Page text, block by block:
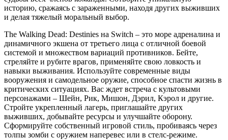
историю, сражаясь с зараженными, находя других выживших
и делая тяжелый моральный выбор.
The Walking Dead: Destinies на Switch – это море адреналина и
динамичного экшена от третьего лица с отличной боевой
системой и множеством вариаций противников. Бейте,
стреляйте и рубите врагов, применяйте свою ловкость и
навыки выживания. Используйте современные виды
вооружения и самодельное оружие, способное спасти жизнь в
критических ситуациях. Вас ждет встреча с культовыми
персонажами – Шейн, Рик, Мишон, Дэрил, Кэрол и другие.
Стройте укрепленный лагерь, приглашайте других
выживших, добывайте ресурсы и улучшайте оборону.
Сформируйте собственный игровой стиль, пробиваясь через
толпы зомби с оружием наперевес или в стелс-режиме.